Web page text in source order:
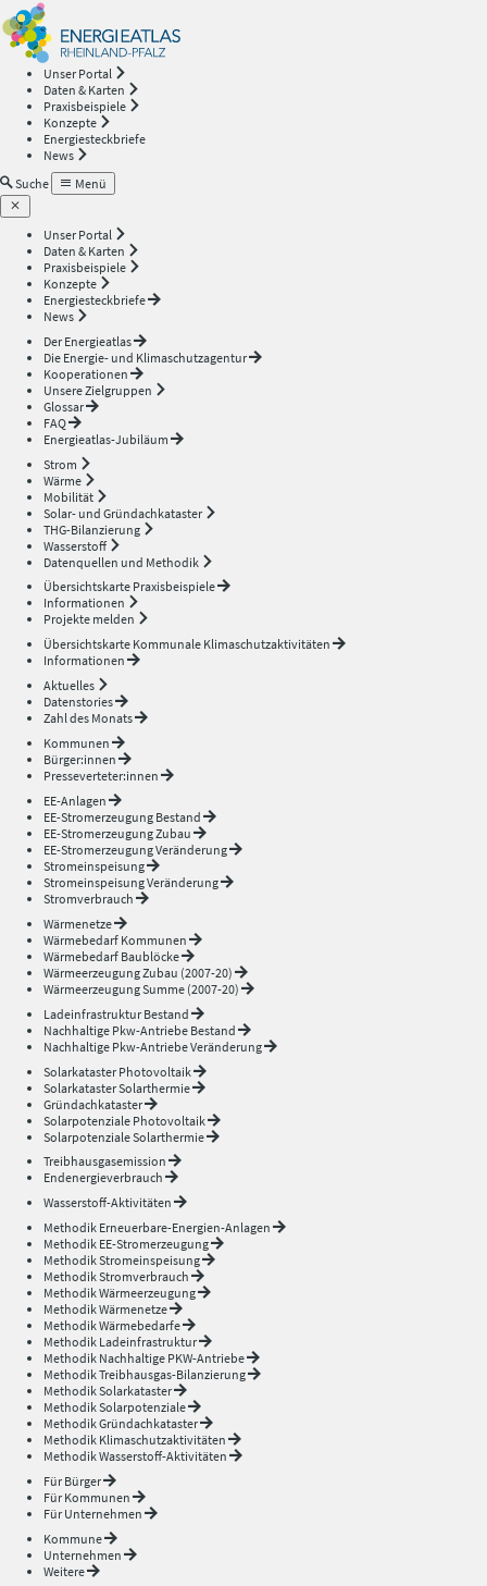
Unser Portal
Daten & Karten
Praxisbeispiele
Konzepte
Energiesteckbriefe
News
Suche
Menü
Unser Portal
Daten & Karten
Praxisbeispiele
Konzepte
Energiesteckbriefe
News
Der Energieatlas
Die Energie- und Klimaschutzagentur
Kooperationen
Unsere Zielgruppen
Glossar
FAQ
Energieatlas-Jubiläum
Strom
Wärme
Mobilität
Solar- und Gründachkataster
THG-Bilanzierung
Wasserstoff
Datenquellen und Methodik
Übersichtskarte Praxisbeispiele
Informationen
Projekte melden
Übersichtskarte Kommunale Klimaschutzaktivitäten
Informationen
Aktuelles
Datenstories
Zahl des Monats
Kommunen
Bürger:innen
Presseverteter:innen
EE-Anlagen
EE-Stromerzeugung Bestand
EE-Stromerzeugung Zubau
EE-Stromerzeugung Veränderung
Stromeinspeisung
Stromeinspeisung Veränderung
Stromverbrauch
Wärmenetze
Wärmebedarf Kommunen
Wärmebedarf Baublöcke
Wärmeerzeugung Zubau (2007-20)
Wärmeerzeugung Summe (2007-20)
Ladeinfrastruktur Bestand
Nachhaltige Pkw-Antriebe Bestand
Nachhaltige Pkw-Antriebe Veränderung
Solarkataster Photovoltaik
Solarkataster Solarthermie
Gründachkataster
Solarpotenziale Photovoltaik
Solarpotenziale Solarthermie
Treibhausgasemission
Endenergieverbrauch
Wasserstoff-Aktivitäten
Methodik Erneuerbare-Energien-Anlagen
Methodik EE-Stromerzeugung
Methodik Stromeinspeisung
Methodik Stromverbrauch
Methodik Wärmeerzeugung
Methodik Wärmenetze
Methodik Wärmebedarfe
Methodik Ladeinfrastruktur
Methodik Nachhaltige PKW-Antriebe
Methodik Treibhausgas-Bilanzierung
Methodik Solarkataster
Methodik Solarpotenziale
Methodik Gründachkataster
Methodik Klimaschutzaktivitäten
Methodik Wasserstoff-Aktivitäten
Für Bürger
Für Kommunen
Für Unternehmen
Kommune
Unternehmen
Weitere